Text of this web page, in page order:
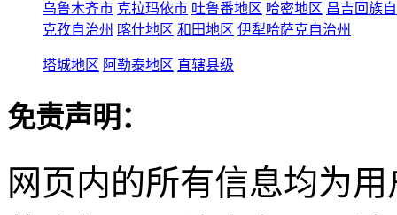
乌鲁木齐市 克拉玛依市 吐鲁番地区 哈密地区 昌吉回族
克孜自治州 喀什地区 和田地区 伊犁哈萨克自治州
塔城地区 阿勒泰地区 直辖县级
免责声明：
网页内的所有信息均为